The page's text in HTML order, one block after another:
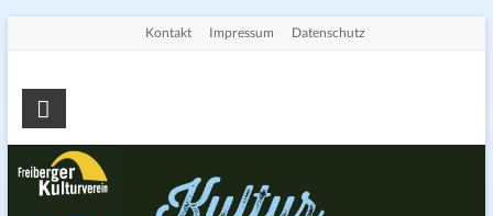
Kontakt Impressum Datenschutz
Freiberger
Kulturverein
e.V.